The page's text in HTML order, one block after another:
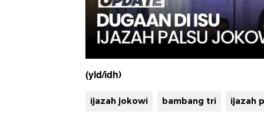
(yld/idh)
ijazah jokowi bambang tri ijazah